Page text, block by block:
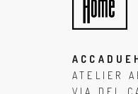
ATELIER
VIA DEL